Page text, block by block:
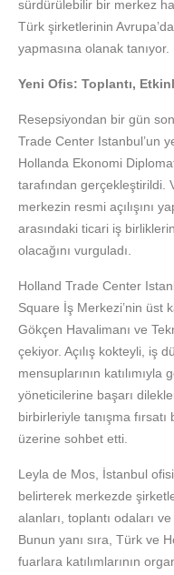
sürdürülebilir bir merkez
Türk şirketlerinin
yapmasına olanak tanıyor.
Yeni Ofis: Toplantı,
Resepsiyondan bir gün
Trade Center Istanbul’un
Hollanda Ekonomi
tarafından gerçekleştirildi.
merkezin resmi açılışını
arasındaki ticari iş
olacağını vurguladı.
Holland Trade Center
Square İş Merkezi’nin üst
Gökçen Havalimanı ve
çekiyor. Açılış kokteyli, iş
mensuplarının
yöneticilerine başarı
birbirleriyle tanışma
üzerine sohbet etti.
Leyla de Mos, İstanbul
belirterek merkezde
alanları, toplantı odaları
Bunun yanı sıra, Türk ve
fuarlara katılımlarının